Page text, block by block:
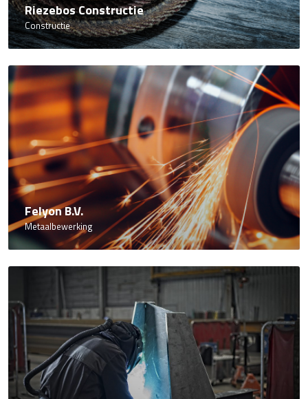
Riezebos Constructie
Constructie
Felyon B.V.
Metaalbewerking